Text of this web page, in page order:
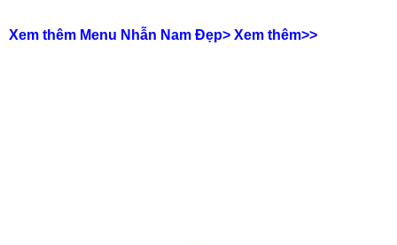
Xem thêm Menu Nhẫn Nam Đẹp> Xem thêm>>